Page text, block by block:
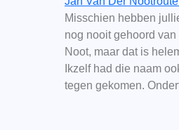
Misschien hebben
nog nooit gehoord
Noot, maar dat is
Ikzelf had die naam
tegen gekomen.